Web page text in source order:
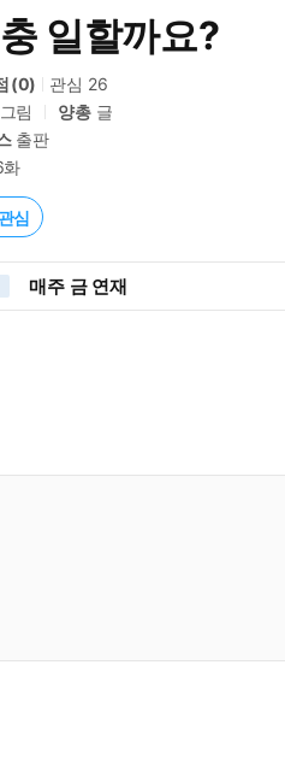
일할까요?
(0) 관심 26
림 양총 글
출판
화
관심
매주 금 연재